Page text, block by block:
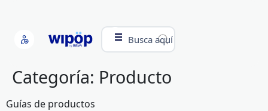
Busca aquí
Categoría: Producto
Guías de productos